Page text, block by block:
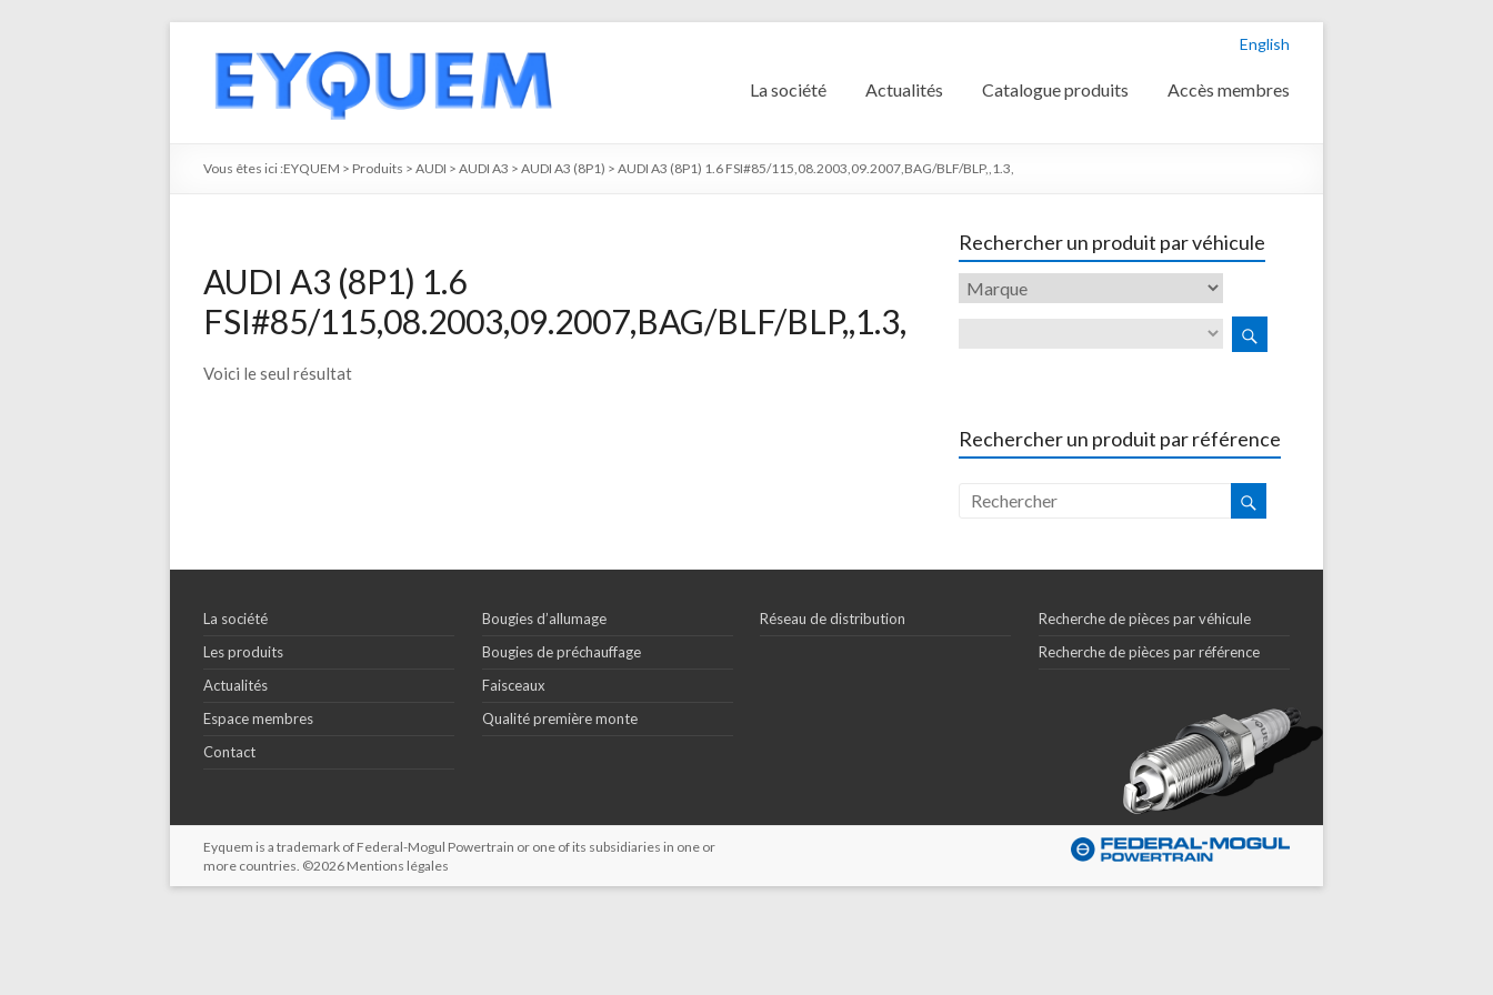
English
La société Actualités Catalogue produits Accès membres
Vous êtes ici :EYQUEM > Produits > AUDI > AUDI A3 > AUDI A3 (8P1) > AUDI A3 (8P1) 1.6 FSI#85/115,08.2003,09.2007,BAG/BLF/BLP,,1.3,
AUDI A3 (8P1) 1.6
FSI#85/115,08.2003,09.2007,BAG/BLF/BLP,,1.3,
Voici le seul résultat
Rechercher un produit par véhicule
Rechercher un produit par référence
La société
Les produits
Actualités
Espace membres
Contact
Bougies d’allumage
Bougies de préchauffage
Faisceaux
Qualité première monte
Réseau de distribution
Recherche de pièces par véhicule
Recherche de pièces par référence
Eyquem is a trademark of Federal-Mogul Powertrain or one of its subsidiaries in one or
more countries. ©2026 Mentions légales